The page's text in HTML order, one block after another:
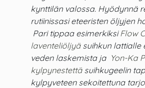
kynttilän valossa. Hyödynnä
rutiinissasi eteeristen öljyjen
Pari tippaa esimerkiksi Flow
laventeliöljyä suihkun lattialle
veden laskemista ja Yon-Ka
kylpynestettäsuihkugeelin
kylpyveteen sekoitettuna